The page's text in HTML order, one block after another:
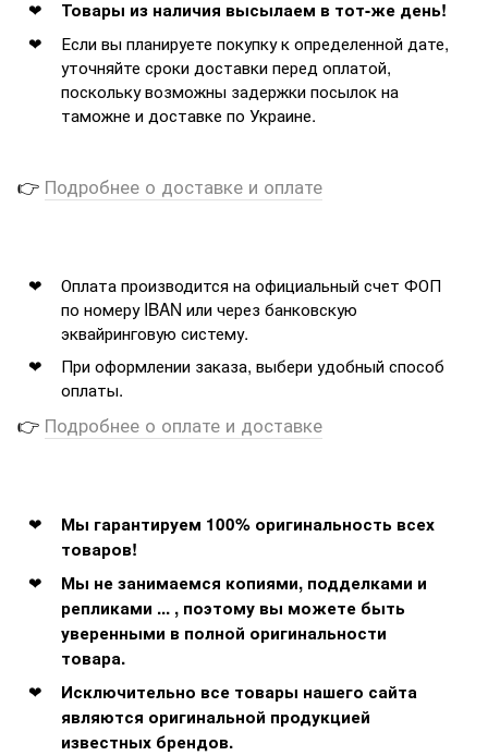
Товары из наличия высылаем в тот-же день!
Если вы планируете покупку к определенной дате,
уточняйте сроки доставки перед оплатой,
поскольку возможны задержки посылок на
таможне и доставке по Украине.
👉 Подробнее о доставке и оплате
Оплата производится на официальный счет ФОП
по номеру IBAN или через банковскую
эквайринговую систему.
При оформлении заказа, выбери удобный способ
оплаты.
👉 Подробнее о оплате и доставке
Мы гарантируем 100% оригинальность всех
товаров!
Мы не занимаемся копиями, подделками и
репликами ... , поэтому вы можете быть
уверенными в полной оригинальности
товара.
Исключительно все товары нашего сайта
являются оригинальной продукцией
известных брендов.